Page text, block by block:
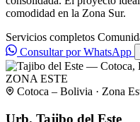
comodidad en la Zona Sur.
Servicios completos
Consultar por WhatsApp
ZONA ESTE
Cotoca – Bolivia · Zona
Urb. Tajibo del Este